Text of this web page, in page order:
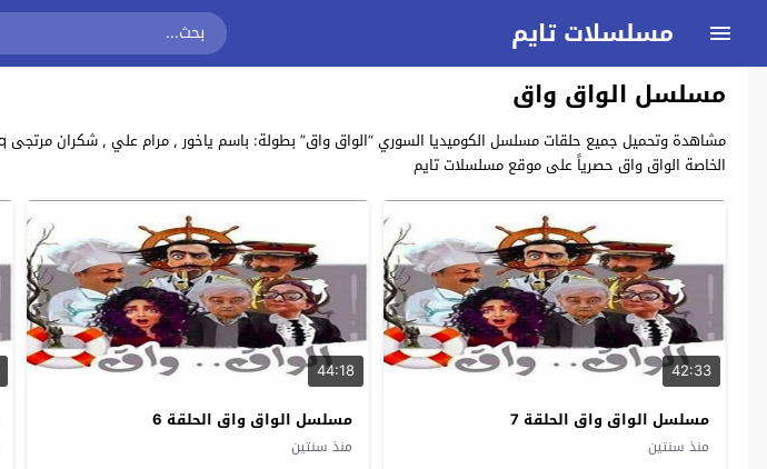
مسلسلات تايم
مسلسل الواق واق
الخاصة الواق واق حصرياً على موقع مسلسلات تايم
42:33
مسلسل الواق واق الحلقة 7
منذ سنتين
44:18
مسلسل الواق واق الحلقة 6
منذ سنتين